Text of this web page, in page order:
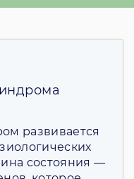
развивается
состояния —